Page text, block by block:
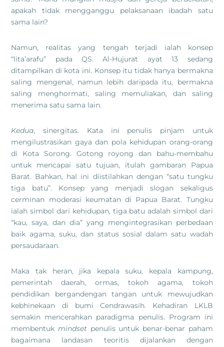
apakah tidak mengganggu pelaksanaan ibadah satu
sama lain?
Namun, realitas yang tengah terjadi ialah konsep
“lita’arafu” pada QS. Al-Hujurat ayat 13 sedang
ditampilkan di kota ini. Konsep itu tidak hanya bermakna
saling mengenal, namun lebih daripada itu, bermakna
saling menghormati, saling memuliakan, dan saling
menerima satu sama lain.
Kedua, sinergitas. Kata ini penulis pinjam untuk
mengilustrasikan gaya dan pola kehidupan orang-orang
di Kota Sorong. Gotong royong dan bahu-membahu
untuk mencapai satu tujuan, itulah gambaran Papua
Barat. Bahkan, hal ini diistilahkan dengan “satu tungku
tiga batu”. Konsep yang menjadi slogan sekaligus
cerminan moderasi keumatan di Papua Barat. Tungku
ialah simbol dari kehidupan, tiga batu adalah simbol dari
“kau, saya, dan dia” yang mengintegrasikan perbedaan
baik agama, suku, dan status sosial dalam satu wadah
persaudaraan.
Maka tak heran, jika kepala suku, kepala kampung,
pemerintah daerah, ormas, tokoh agama, tokoh
pendidikan bergandengan tangan untuk mewujudkan
kebhinekaan di bumi Cendrawasih. Kehadiran LKLB
semakin mencerahkan paradigma penulis. Program ini
membentukmindset penulis untuk benar-benar paham
bagaimana landasan teoritis dijalankan dengan